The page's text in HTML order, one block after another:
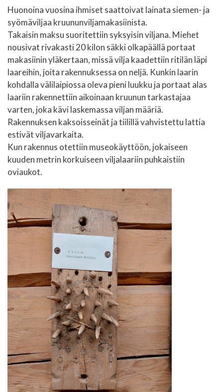
Huonoina vuosina ihmiset saattoivat lainata siemen- ja
syömäviljaa kruununviljamakasiinista.
Takaisin maksu suoritettiin syksyisin viljana. Miehet
nousivat rivakasti 20 kilon säkki olkapäällä portaat
makasiinin yläkertaan, missä vilja kaadettiin ritilän läpi
laareihin, joita rakennuksessa on neljä. Kunkin laarin
kohdalla välilaipiossa oleva pieni luukku ja portaat alas
laariin rakennettiin aikoinaan kruunun tarkastajaa
varten, joka kävi laskemassa viljan määriä.
Rakennuksen kaksoisseinät ja tiilillä vahvistettu lattia
estivät viljavarkaita.
Kun rakennus otettiin museokäyttöön, jokaiseen
kuuden metrin korkuiseen viljalaariin puhkaistiin
oviaukot.